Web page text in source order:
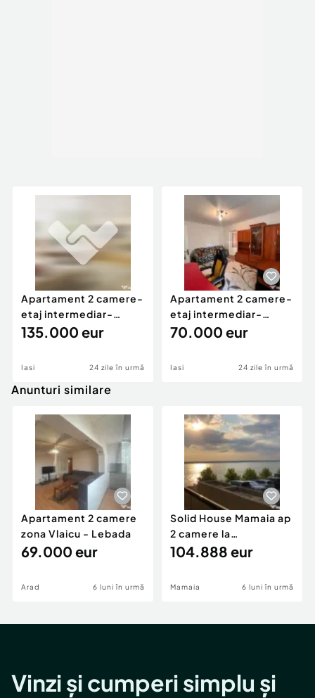
Apartament 2 camere-
etaj intermediar-
Tătărași-Bloc nou
135.000 eur
Iasi 24 zile în urmă
Apartament 2 camere-
etaj intermediar-
Tătărași, Doi Băie?
70.000 eur
Iasi 24 zile în urmă
Anunturi similare
Apartament 2 camere
zona Vlaicu - Lebada
69.000 eur
Arad 6 luni în urmă
Solid House Mamaia ap
2 camere la
cheie,langa Mega
104.888 eur
Mamaia 6 luni în urmă
Vinzi și cumperi simplu și